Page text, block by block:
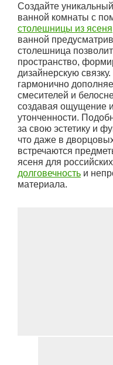
Создайте
ванной комнаты с
столешницы из ясеня
ванной
столешница
пространство,
дизайнерскую
гармонично
смесителей и
создавая ощущение
утонченности.
за свою эстетику и
что даже в
встречаются
ясеня для
долговечность и
материала.